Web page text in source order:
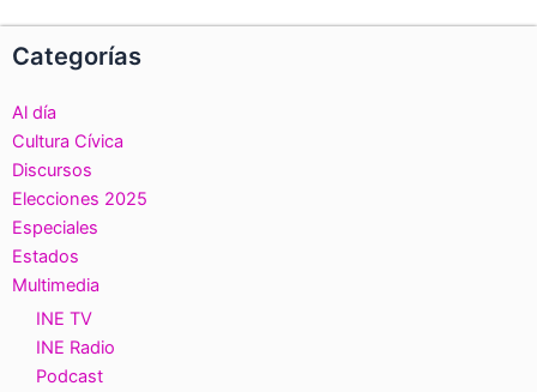
Categorías
Al día
Cultura Cívica
Discursos
Elecciones 2025
Especiales
Estados
Multimedia
INE TV
INE Radio
Podcast